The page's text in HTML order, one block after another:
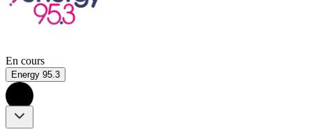
En cours
Energy 95.3